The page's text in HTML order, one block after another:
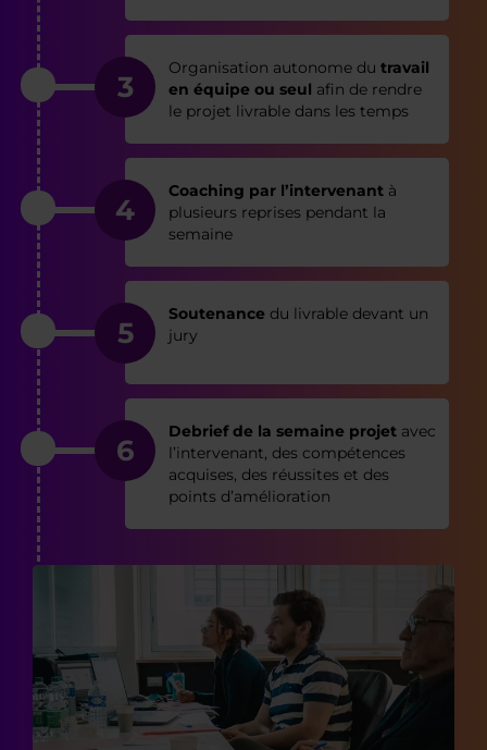
3
Organisation autonome du travail
en équipe ou seul afin de rendre
le projet livrable dans les temps
4
Coaching par l’intervenant à
plusieurs reprises pendant la
semaine
5
Soutenance du livrable devant un
jury
6
Debrief de la semaine projet avec
l’intervenant, des compétences
acquises, des réussites et des
points d’amélioration